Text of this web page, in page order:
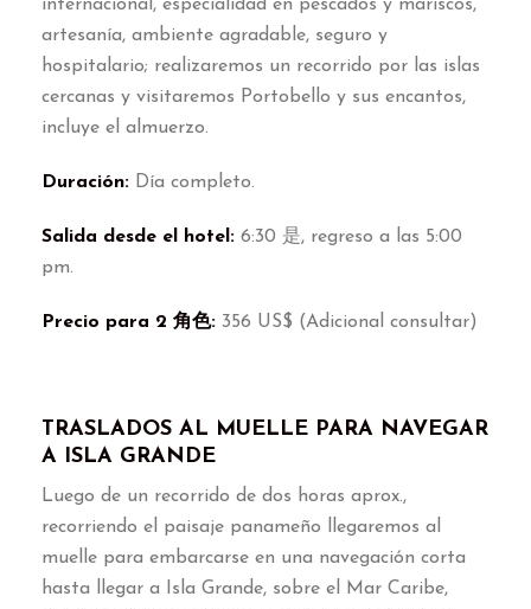
internacional , especialidad en pescados y mariscos,
artesanía, ambiente agradable, seguro y
hospitalario; realizaremos un recorrido por las islas
cercanas y visitaremos Portobello y sus encantos,
incluye el almuerzo.
Duración: Día completo.
Salida desde el hotel : 6:30 是, regreso a las 5:00
pm.
Precio para 2 角色: 356 US$ (Adicional consultar)
TRASLADOS AL MUELLE PARA NAVEGAR
A ISLA GRANDE
Luego de un recorrido de dos horas aprox.,
recorriendo el paisaje panameño llegaremos al
muelle para embarcarse en una navegación corta
hasta llegar a Isla Grande, sobre el Mar Caribe,